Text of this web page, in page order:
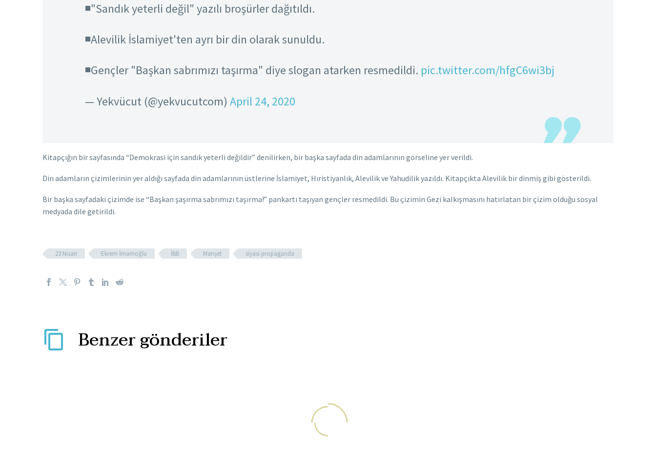
◾️"Sandık yeterli değil" yazılı broşürler dağıtıldı.
◾️Alevilik İslamiyet'ten ayrı bir din olarak sunuldu.
◾️Gençler "Başkan sabrımızı taşırma" diye slogan atarken resmedildi. pic.twitter.com/hfgC6wi3bj
— Yekvücut (@yekvucutcom) April 24, 2020
Kitapçığın bir sayfasında “Demokrasi için sandık yeterli değildir” denilirken, bir başka sayfada din adamlarının görseline yer verildi.
Din adamların çizimlerinin yer aldığı sayfada din adamlarının üstlerine İslamiyet, Hıristiyanlık, Alevilik ve Yahudilik yazıldı. Kitapçıkta Alevilik bir dinmiş gibi gösterildi.
Bir başka sayfadaki çizimde ise “Başkan şaşırma sabrımızı taşırma!” pankartı taşıyan gençler resmedildi. Bu çizimin Gezi kalkışmasını hatırlatan bir çizim olduğu sosyal
medyada dile getirildi.
23 Nisan Ekrem İmamoğlu İBB Manşet siyasi propaganda
Benzer gönderiler